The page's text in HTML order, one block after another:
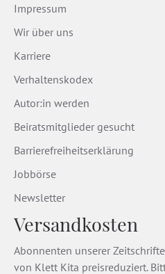
Impressum
Wir über uns
Karriere
Verhaltenskodex
Autor:in werden
Beiratsmitglieder gesucht
Barrierefreiheitserklärung
Jobbörse
Newsletter
Versandkosten
Abonnenten unserer
von Klett Kita preisreduziert.